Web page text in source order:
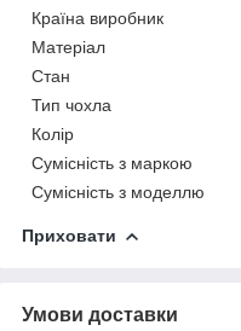
Країна виробник
Матеріал
Стан
Тип чохла
Колір
Сумісність з маркою
Сумісність з моделлю
Приховати
Умови доставки